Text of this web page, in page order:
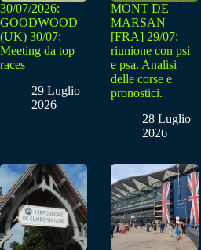
30/07/2026:
GOODWOOD
(UK) 30/07:
Meeting da top
races
29 Luglio
2026
MONT DE
MARSAN
[FRA] 29/07:
riunione con psi
e psa. Analisi
delle corse e
pronostici.
28 Luglio
2026